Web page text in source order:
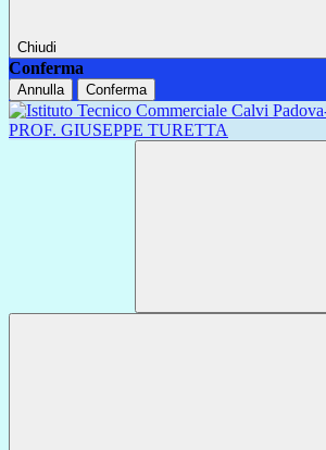
Chiudi
Conferma
Annulla Conferma